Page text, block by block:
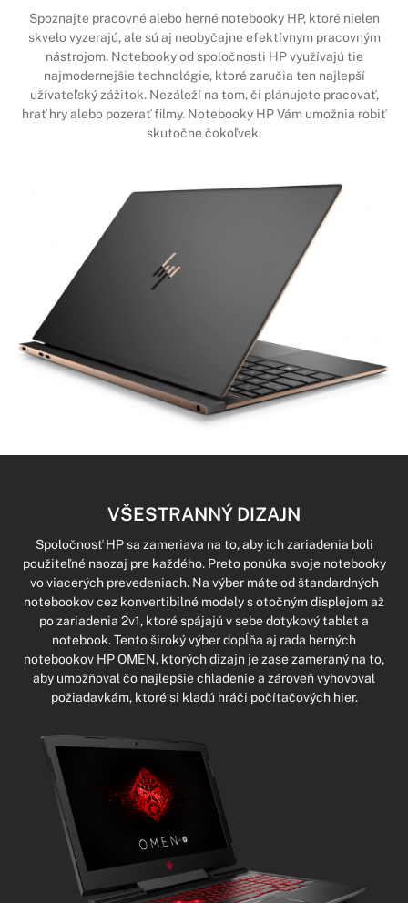
Spoznajte pracovné alebo herné notebooky HP, ktoré nielen
skvelo vyzerajú, ale sú aj neobyčajne efektívnym pracovným
nástrojom. Notebooky od spoločnosti HP využívajú tie
najmodernejšie technológie, ktoré zaručia ten najlepší
užívateľský zážitok. Nezáleží na tom, či plánujete pracovať,
hrať hry alebo pozerať filmy. Notebooky HP Vám umožnia robiť
skutočne čokoľvek.
VŠESTRANNÝ DIZAJN
Spoločnosť HP sa zameriava na to, aby ich zariadenia boli
použiteľné naozaj pre každého. Preto ponúka svoje notebooky
vo viacerých prevedeniach. Na výber máte od štandardných
notebookov cez konvertibilné modely s otočným displejom až
po zariadenia 2v1, ktoré spájajú v sebe dotykový tablet a
notebook. Tento široký výber dopĺňa aj rada herných
notebookov HP OMEN, ktorých dizajn je zase zameraný na to,
aby umožňoval čo najlepšie chladenie a zároveň vyhovoval
požiadavkám, ktoré si kladú hráči počítačových hier.